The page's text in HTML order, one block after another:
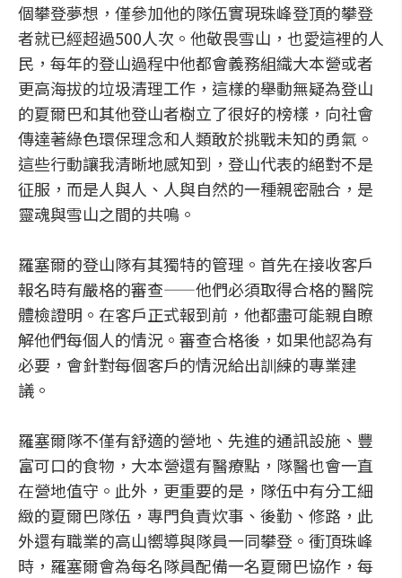
個攀登夢想，僅參加他的隊伍實現珠峰登頂的攀登
者就已經超過500人次。他敬畏雪山，也愛這裡的人
民，每年的登山過程中他都會義務組織大本營或者
更高海拔的垃圾清理工作，這樣的舉動無疑為登山
的夏爾巴和其他登山者樹立了很好的榜樣，向社會
傳達著綠色環保理念和人類敢於挑戰未知的勇氣。
這些行動讓我清晰地感知到，登山代表的絕對不是
征服，而是人與人、人與自然的一種親密融合，是
靈魂與雪山之間的共鳴。
羅塞爾的登山隊有其獨特的管理。首先在接收客戶
報名時有嚴格的審查——他們必須取得合格的醫院
體檢證明。在客戶正式報到前，他都盡可能親自瞭
解他們每個人的情況。審查合格後，如果他認為有
必要，會針對每個客戶的情況給出訓練的專業建
議。
羅塞爾隊不僅有舒適的營地、先進的通訊設施、豐
富可口的食物，大本營還有醫療點，隊醫也會一直
在營地值守。此外，更重要的是，隊伍中有分工細
緻的夏爾巴隊伍，專門負責炊事、後勤、修路，此
外還有職業的高山嚮導與隊員一同攀登。衝頂珠峰
時，羅塞爾會為每名隊員配備一名夏爾巴協作，每